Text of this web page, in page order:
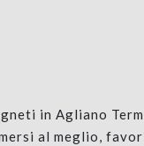
in Agliano
al meglio,